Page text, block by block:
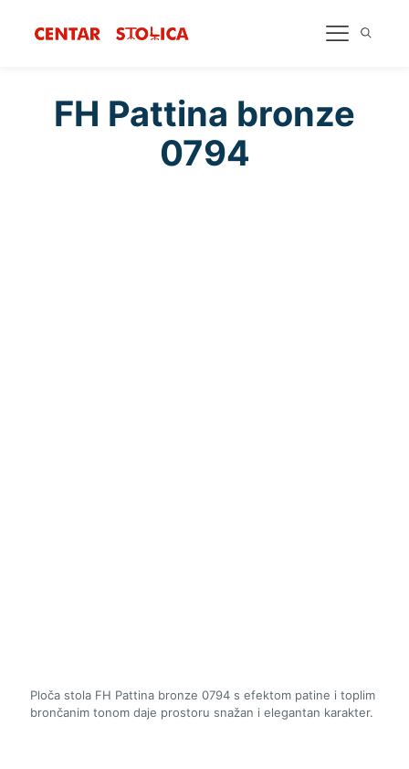
FH Pattina bronze
0794
Ploča stola FH Pattina bronze 0794 s efektom patine i toplim
brončanim tonom daje prostoru snažan i elegantan karakter.